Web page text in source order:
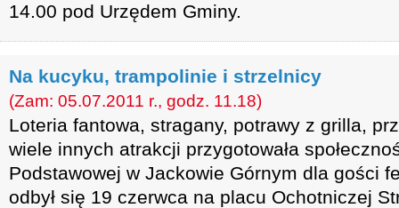
14.00 pod Urzędem Gminy.
Na kucyku, trampolinie i strzelnicy
(Zam: 05.07.2011 r., godz. 11.18)
Loteria fantowa, stragany, potrawy z grilla,
wiele innych atrakcji przygotowała
Podstawowej w Jackowie Górnym dla gości
odbył się 19 czerwca na placu Ochotniczej